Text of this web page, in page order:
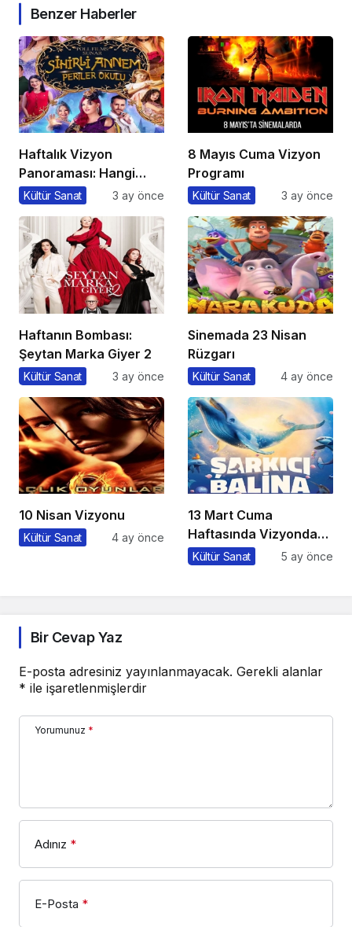
Benzer Haberler
Haftalık Vizyon
Panoraması: Hangi
Filmi İzlemeli?
Kültür Sanat 3 ay önce
8 Mayıs Cuma Vizyon
Programı
Kültür Sanat 3 ay önce
Haftanın Bombası:
Şeytan Marka Giyer 2
Kültür Sanat 3 ay önce
Sinemada 23 Nisan
Rüzgarı
Kültür Sanat 4 ay önce
10 Nisan Vizyonu
Kültür Sanat 4 ay önce
13 Mart Cuma
Haftasında Vizyonda
Hangi Filmler Var?
Kültür Sanat 5 ay önce
Bir Cevap Yaz
E-posta adresiniz yayınlanmayacak. Gerekli alanlar
* ile işaretlenmişlerdir
Yorumunuz *
Adınız *
E-Posta *